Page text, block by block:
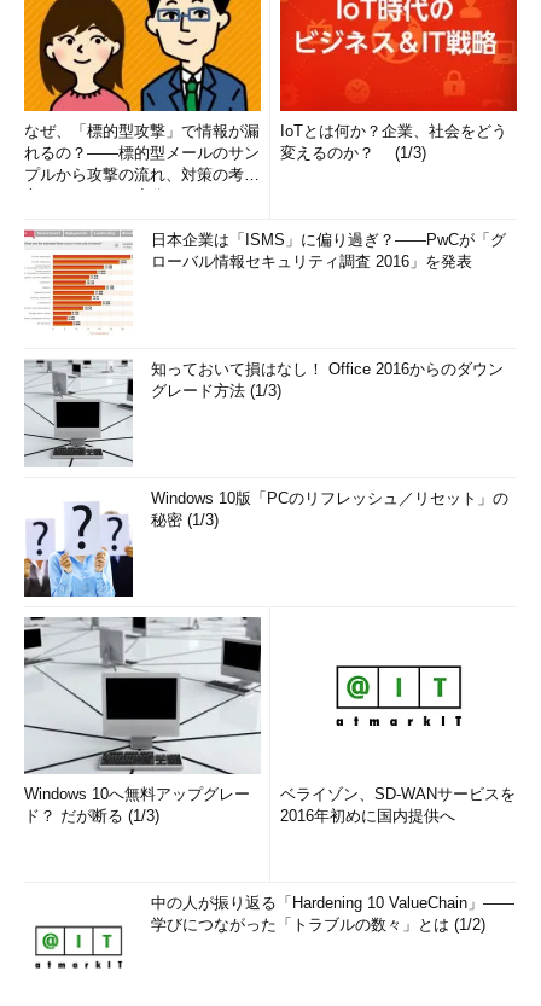
なぜ、「標的型攻撃」で情報が漏
れるの？――標的型メールのサン
プルから攻撃の流れ、対策の考え
IoTとは何か？企業、社会をどう
変えるのか？ (1/3)
日本企業は「ISMS」に偏り過ぎ？――PwCが「グ
ローバル情報セキュリティ調査 2016」を発表
知っておいて損はなし！ Office 2016からのダウン
グレード方法 (1/3)
Windows 10版「PCのリフレッシュ／リセット」の
秘密 (1/3)
Windows 10へ無料アップグレー
ド？ だが断る (1/3)
ベライゾン、SD-WANサービスを
2016年初めに国内提供へ
中の人が振り返る「Hardening 10 ValueChain」――
学びにつながった「トラブルの数々」とは (1/2)